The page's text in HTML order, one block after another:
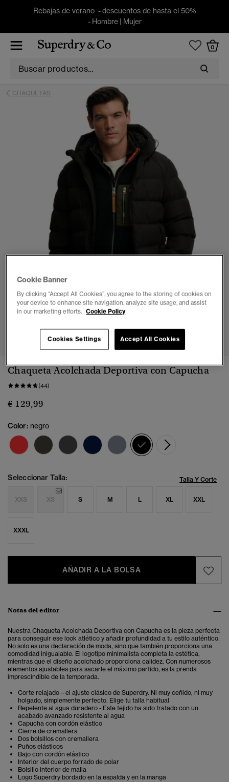
Rebajas de verano - descuentos de hasta el 50%
- Hombre| Mujer
0
CHAQUETAS
1 2 3 4 5 6
Chaqueta Acolchada Deportiva con Capucha
(44)
€ 129,99
Color: negro
seleccionado
Seleccionar Talla: Talla Y Corte
XXS XS S M L XL XXL
XXXL
AÑADIR A LA BOLSA
Notas del editor
Nuestra Chaqueta Acolchada Deportiva con Capucha es la pieza perfecta
para conseguir ese look atlético y añadir profundidad a tu estilo auténtico.
No solo es una declaración de moda, sino que también proporciona una
comodidad inigualable. El logotipo minimalista completa la estética,
mientras que el diseño acolchado proporciona calidez. Con numerosos
elementos ajustables para sacarle el máximo partido, es la prenda
imprescindible de la temporada.
Corte relajado – el ajuste clásico de Superdry. Ni muy ceñido, ni muy
holgado, simplemente perfecto. Elige tu talla habitual
Repelente al agua duradero - Este tejido ha sido tratado con un
acabado avanzado resistente al agua
Capucha con cordón elástico
Cierre de cremallera
Dos bolsillos con cremallera
Puños elásticos
Bajo con cordón elástico
Interior del cuerpo forrado de polar
Bolsillo interior de malla
Logo Superdry bordado en la espalda y en la manga
Cookie Banner
By clicking “Accept All Cookies”, you agree to the storing of cookies on
your device to enhance site navigation, analyze site usage, and assist
in our marketing efforts. Cookie Policy
Accept All Cookies
Cookies Settings